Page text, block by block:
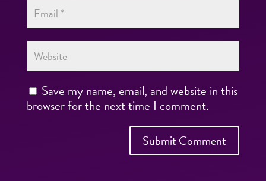
Save my name, email, and website in this
browser for the next time I comment.